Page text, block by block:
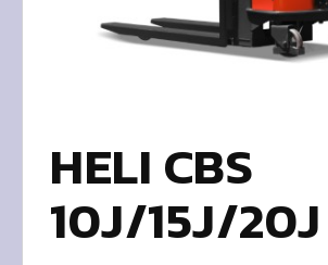
HELI CBS
10J/15J/20J